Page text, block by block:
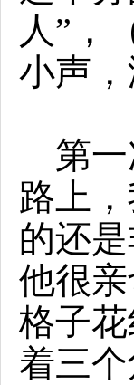
人”，
小声
第一
路上
的还
他很
格子
着三